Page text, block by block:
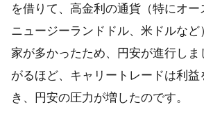
を借りて、高金利の通貨（特にオー
ニュージーランドドル、米ドルなど
家が多かったため、円安が進行し
がるほど、キャリートレードは利
き、円安の圧力が増したのです。